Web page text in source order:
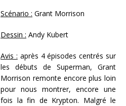
Scénario : Grant Morrison
Dessin : Andy Kubert
Avis : après 4 épisodes centrés sur
les débuts de Superman, Grant
Morrison remonte encore plus loin
pour nous montrer, encore une
fois la fin de Krypton. Malgré le